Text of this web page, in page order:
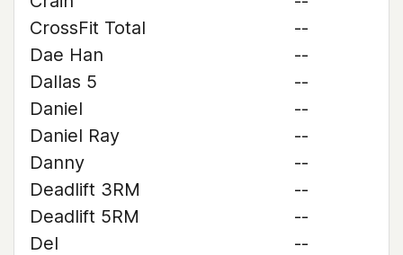
CrossFit Total
--
Dae Han
--
Dallas 5
--
Daniel
--
Daniel Ray
--
Danny
--
Deadlift 3RM
--
Deadlift 5RM
--
Del
--